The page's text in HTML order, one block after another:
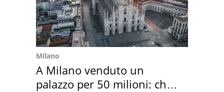
Milano
A Milano venduto un
palazzo per 50 milioni: chi